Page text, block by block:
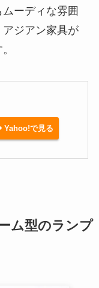
ーディな雰囲
ジアン家具が
Yahoo!で見る
ム型のランプ